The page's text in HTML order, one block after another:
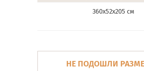
360х52х205 см
НЕ ПОДОШЛИ